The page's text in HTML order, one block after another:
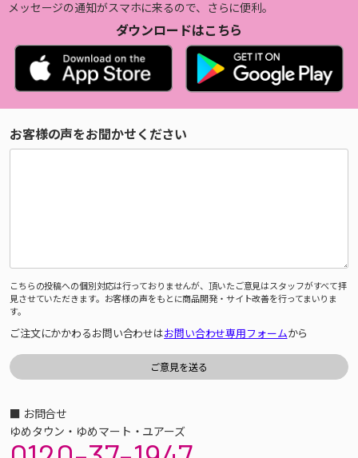
メッセージの通知がスマホに来るので、さらに便利。
ダウンロードはこちら
お客様の声をお聞かせください
こちらの投稿への個別対応は行っておりませんが、頂いたご意見はスタッフがすべて拝
見させていただきます。お客様の声をもとに商品開発・サイト改善を行ってまいりま
す。
ご注文にかかわるお問い合わせはお問い合わせ専用フォームから
■ お問合せ
ゆめタウン・ゆめマート・ユアーズ